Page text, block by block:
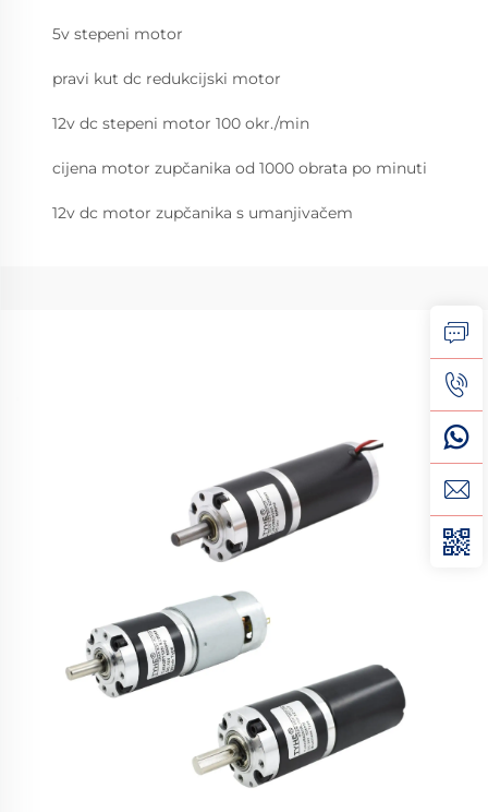
5v stepeni motor
pravi kut dc redukcijski motor
12v dc stepeni motor 100 okr./min
cijena motor zupčanika od 1000 obrata po minuti
12v dc motor zupčanika s umanjivačem